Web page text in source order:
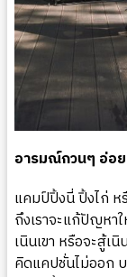
อารมณ์กวนๆ อ่อ
แคมป์ปิ้งนี่ ปิ้งไก่
ถึงเราจะแก้ปัญหาใ
เนินเขา หรือจะสู้เนิ
คิดแคปชั่นไม่ออก